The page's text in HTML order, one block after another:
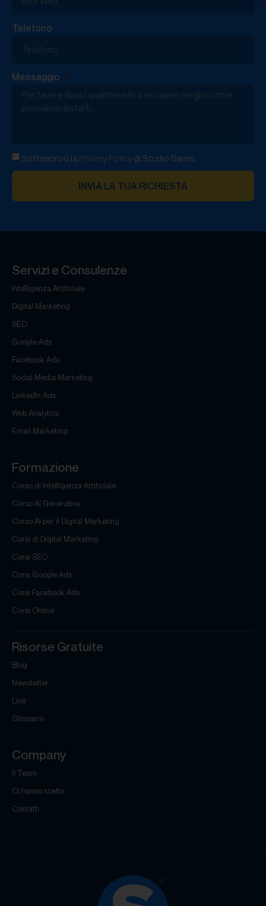
Telefono
Messaggio
Sottoscrivo la Privacy Policy di Studio Samo.
INVIA LA TUA RICHIESTA
Servizi e Consulenze
Intelligenza Artificiale
Digital Marketing
SEO
Google Ads
Facebook Ads
Social Media Marketing
LinkedIn Ads
Web Analytics
Email Marketing
Formazione
Corso di Intelligenza Artificiale
Corso AI Generativa
Corso AI per il Digital Marketing
Corsi di Digital Marketing
Corsi SEO
Corsi Google Ads
Corsi Facebook Ads
Corsi Online
Risorse Gratuite
Blog
Newsletter
Live
Glossario
Company
Il Team
Ci hanno scelto
Contatti